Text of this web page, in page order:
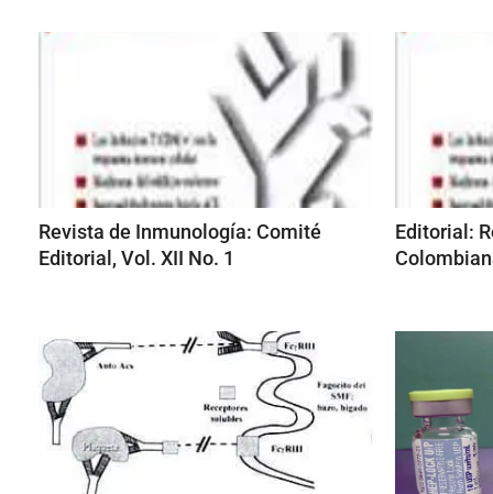
Revista de Inmunología: Comité
Editorial, Vol. XII No. 1
Editorial: